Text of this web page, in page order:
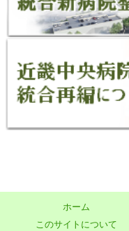
ホーム
このサイトについて